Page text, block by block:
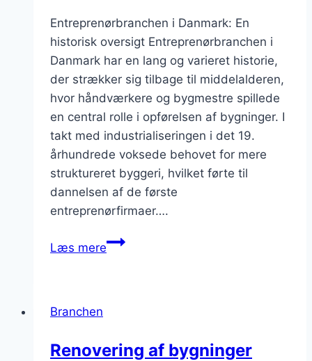
Entreprenørbranchen i Danmark: En
historisk oversigt Entreprenørbranchen i
Danmark har en lang og varieret historie,
der strækker sig tilbage til middelalderen,
hvor håndværkere og bygmestre spillede
en central rolle i opførelsen af bygninger. I
takt med industrialiseringen i det 19.
århundrede voksede behovet for mere
struktureret byggeri, hvilket førte til
dannelsen af de første
entreprenørfirmaer….
Læs mereEntreprenørbranchen:
kundekrav?
Branchen
Renovering af bygninger